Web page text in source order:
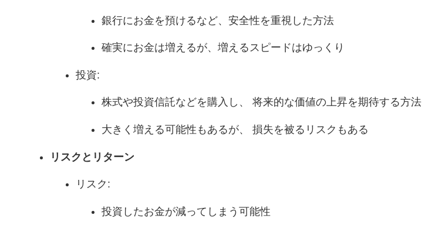
銀行にお金を預けるなど、安全性を重視した方法
確実にお金は増えるが、増えるスピードはゆっくり
投資:
株式や投資信託などを購入し、 将来的な価値の上昇を期待する方法
大きく増える可能性もあるが、 損失を被るリスクもある
リスクとリターン
リスク:
投資したお金が減ってしまう可能性